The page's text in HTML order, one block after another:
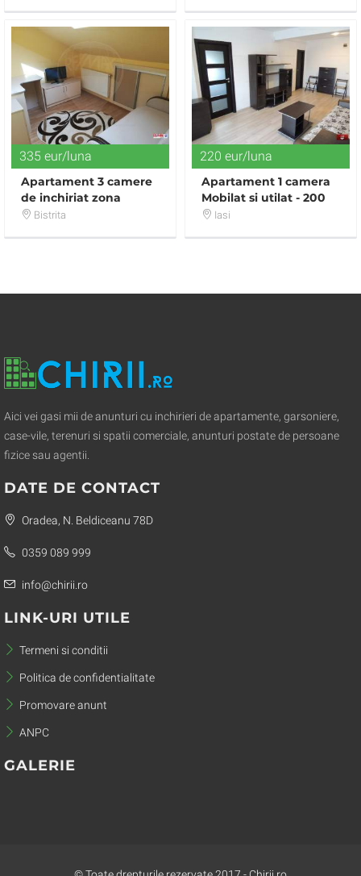
335 eur/luna
Apartament 3 camere
de inchiriat zona
Decebal
Bistrita
220 eur/luna
Apartament 1 camera
Mobilat si utilat - 200
Euro/luna - IMPECABIL
Iasi
Aici vei gasi mii de anunturi cu inchirieri de apartamente, garsoniere,
case-vile, terenuri si spatii comerciale, anunturi postate de persoane
fizice sau agentii.
DATE DE CONTACT
Oradea, N. Beldiceanu 78D
0359 089 999
info@chirii.ro
LINK-URI UTILE
Termeni si conditii
Politica de confidentialitate
Promovare anunt
ANPC
GALERIE